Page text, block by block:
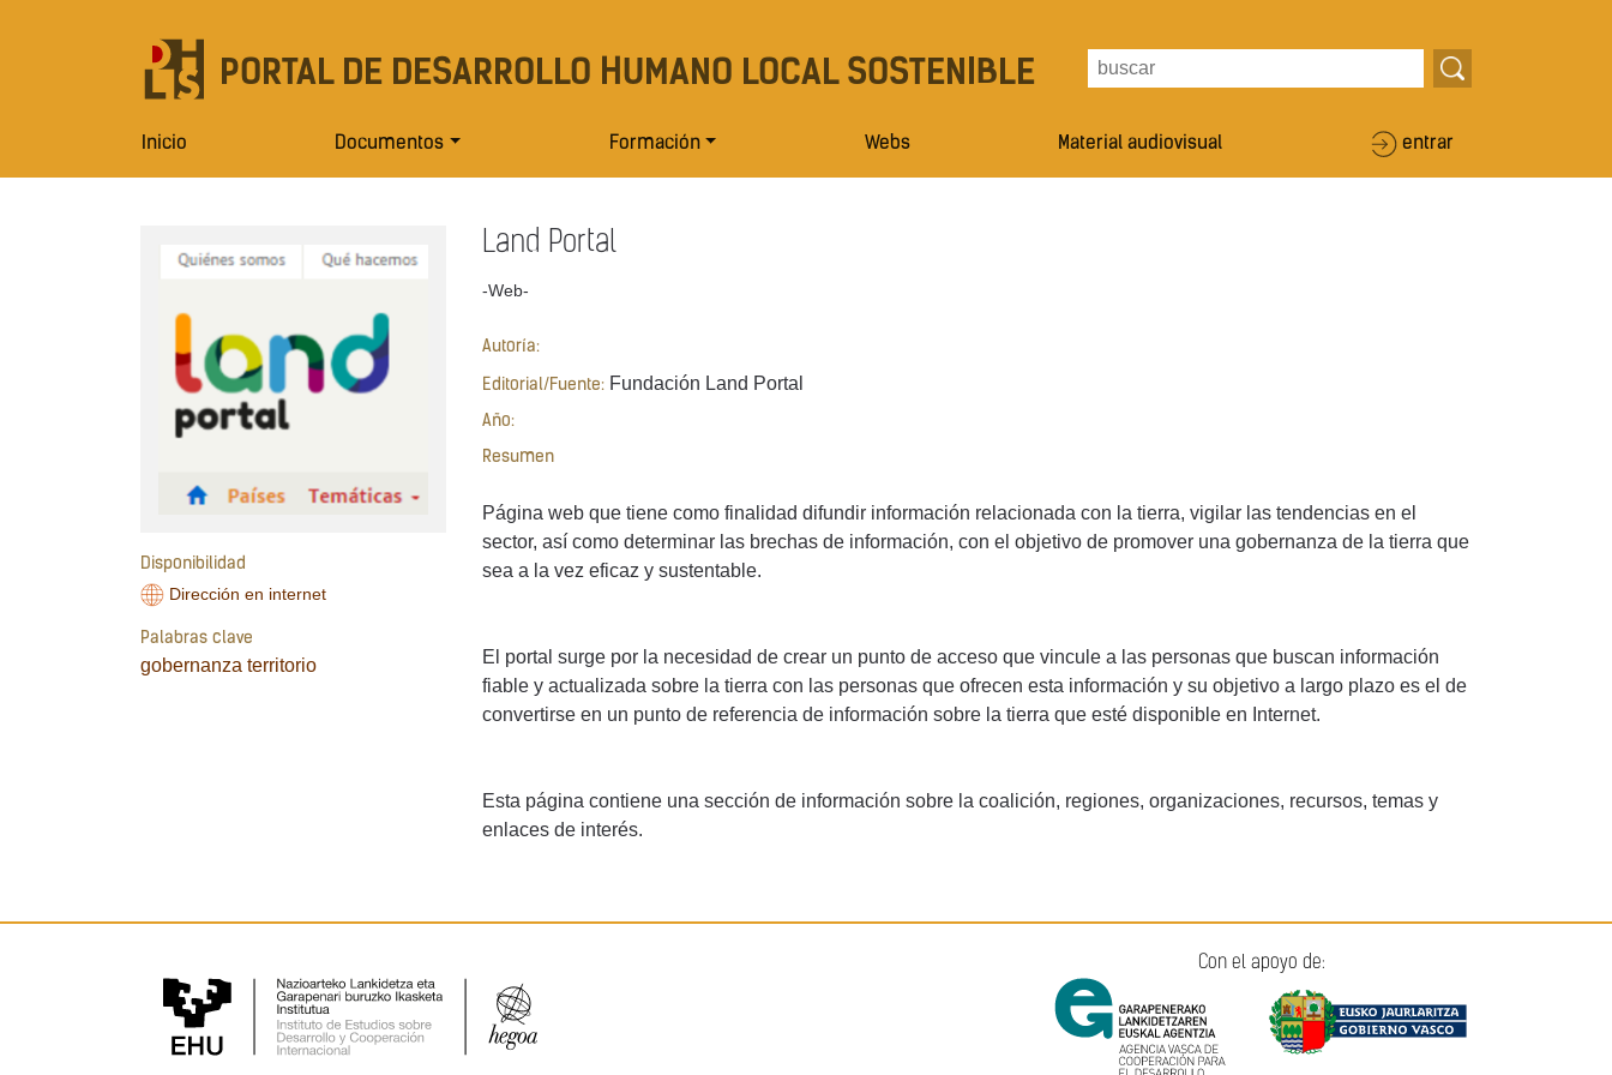
PORTAL DE DESARROLLO HUMANO LOCAL SOSTENIBLE
Inicio Documentos Formación Webs Material audiovisual entrar
Disponibilidad
Dirección en internet
Palabras clave
gobernanza territorio
Land Portal
-Web-
Autoría:
Editorial/Fuente: Fundación Land Portal
Año:
Resumen
Página web que tiene como finalidad difundir información relacionada con la tierra, vigilar las tendencias en el
sector, así como determinar las brechas de información, con el objetivo de promover una gobernanza de la tierra que
sea a la vez eficaz y sustentable.
El portal surge por la necesidad de crear un punto de acceso que vincule a las personas que buscan información
fiable y actualizada sobre la tierra con las personas que ofrecen esta información y su objetivo a largo plazo es el de
convertirse en un punto de referencia de información sobre la tierra que esté disponible en Internet.
Esta página contiene una sección de información sobre la coalición, regiones, organizaciones, recursos, temas y
enlaces de interés.
Con el apoyo de: